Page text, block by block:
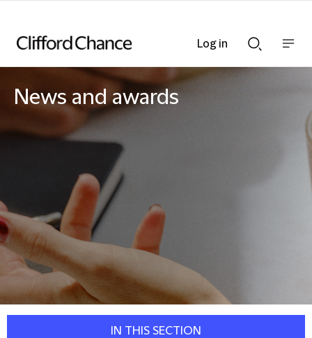
Searchnav
News and awards
IN THIS SECTION
Log in